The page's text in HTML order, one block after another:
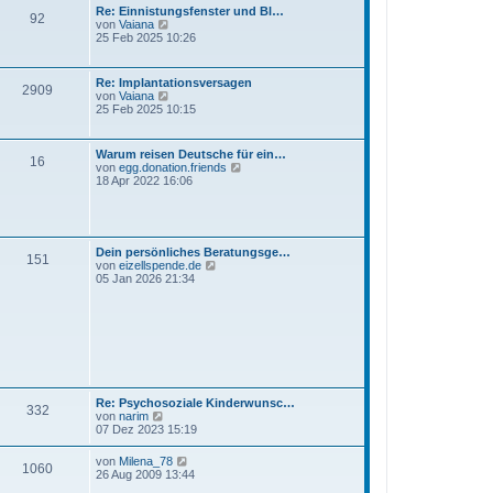
e
i
t
92
Re: Einnistungsfenster und Bl…
von Vaiana
e
s
t
e
r
e
i
t
r
25 Feb 2025 10:26
2909
Re: Implantationsversagen
von Vaiana
e
t
e
r
t
r
a
g
25 Feb 2025 10:15
16
Warum reisen Deutsche für ein…
von egg.donation.friends
r
18 Apr 2022 16:06
151
Dein persönliches Beratungsge…
von eizellspende.de
i
t
g
05 Jan 2026 21:34
332
Re: Psychosoziale Kinderwunsc…
von narim
e
e
s
t
07 Dez 2023 15:19
1060 von Milena_78
e
26 Aug 2009 13:44